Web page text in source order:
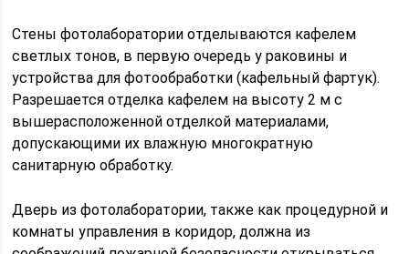
Стены фотолаборатории отделываются кафелем
светлых тонов, в первую очередь у раковины и
устройства для фотообработки (кафельный фартук).
Разрешается отделка кафелем на высоту 2 м с
вышерасположенной отделкой материалами,
допускающими их влажную многократную
санитарную обработку.
Дверь из фотолаборатории, также как процедурной и
комнаты управления в коридор, должна из